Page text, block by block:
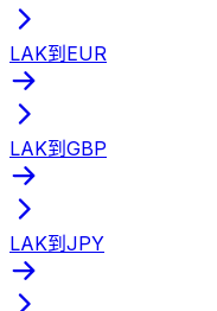
LAK到EUR
LAK到GBP
LAK到JPY